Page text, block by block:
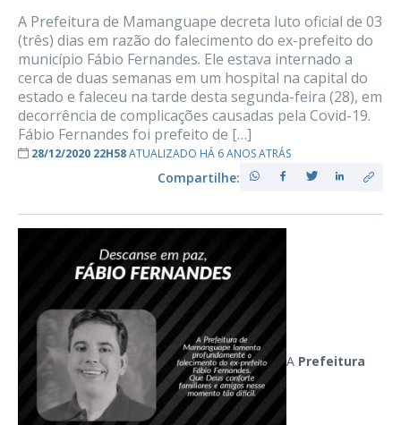
A Prefeitura de Mamanguape decreta luto oficial de 03
(três) dias em razão do falecimento do ex-prefeito do
município Fábio Fernandes. Ele estava internado a
cerca de duas semanas em um hospital na capital do
estado e faleceu na tarde desta segunda-feira (28), em
decorrência de complicações causadas pela Covid-19.
Fábio Fernandes foi prefeito de […]
28/12/2020 22H58ATUALIZADO HÁ 6 ANOS ATRÁS
Compartilhe:
A Prefeitura